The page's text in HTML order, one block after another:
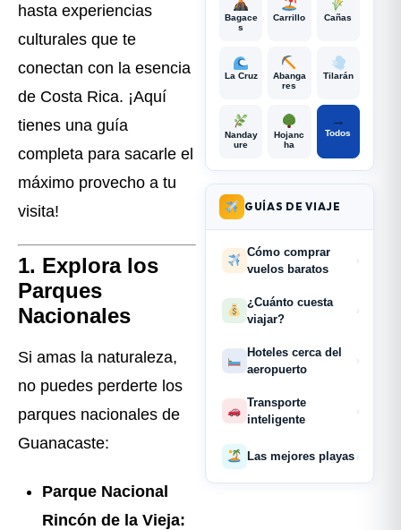
hasta experiencias
culturales que te
conectan con la esencia
de Costa Rica. ¡Aquí
tienes una guía
completa para sacarle el
máximo provecho a tu
visita!
1. Explora los
Parques
Nacionales
Si amas la naturaleza,
no puedes perderte los
parques nacionales de
Guanacaste:
Parque Nacional
Rincón de la Vieja:
Bagace
s
Carrillo Cañas
La Cruz
Abanga
res
Tilarán
Nanday
ure
Hojanc
ha
→
Todos
GUÍAS DE VIAJE
Cómo comprar
vuelos baratos
›
¿Cuánto cuesta
viajar?
›
Hoteles cerca del
aeropuerto
›
Transporte
inteligente
›
Las mejores playas ›